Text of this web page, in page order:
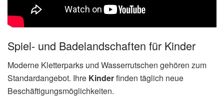
Spiel- und Badelandschaften für Kinder
Moderne Kletterparks und Wasserrutschen gehören zum
Standardangebot. Ihre Kinderfinden täglich neue
Beschäftigungsmöglichkeiten.